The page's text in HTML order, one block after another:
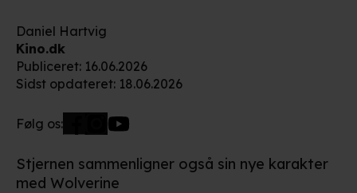
Daniel Hartvig
Kino.dk
Publiceret: 16.06.2026
Sidst opdateret: 18.06.2026
Følg os:
Stjernen sammenligner også sin nye karakter
med Wolverine